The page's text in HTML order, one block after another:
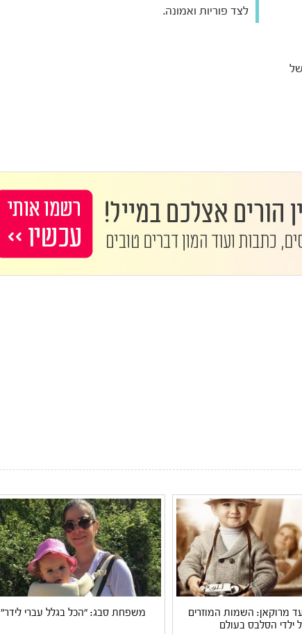
לצד פוריות ואמונה.
מרוקאן: השמות המוזרים
ילדי הסלבס בעולם
משפחת סבג: "הכל בגלל עברי לידר"